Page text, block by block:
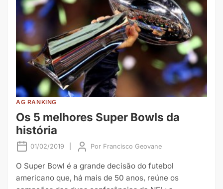
AG RANKING
Os 5 melhores Super Bowls da
história
01/02/2019 Por Francisco Geovane
O Super Bowl é a grande decisão do futebol
americano que, há mais de 50 anos, reúne os